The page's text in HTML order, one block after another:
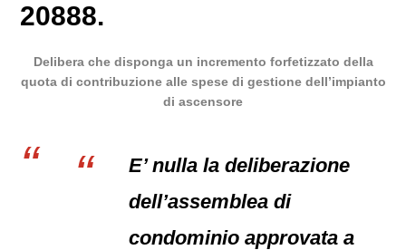
20888.
Delibera che disponga un incremento forfetizzato della
quota di contribuzione alle spese di gestione dell’impianto
di ascensore
E’ nulla la deliberazione
dell’assemblea di
condominio approvata a